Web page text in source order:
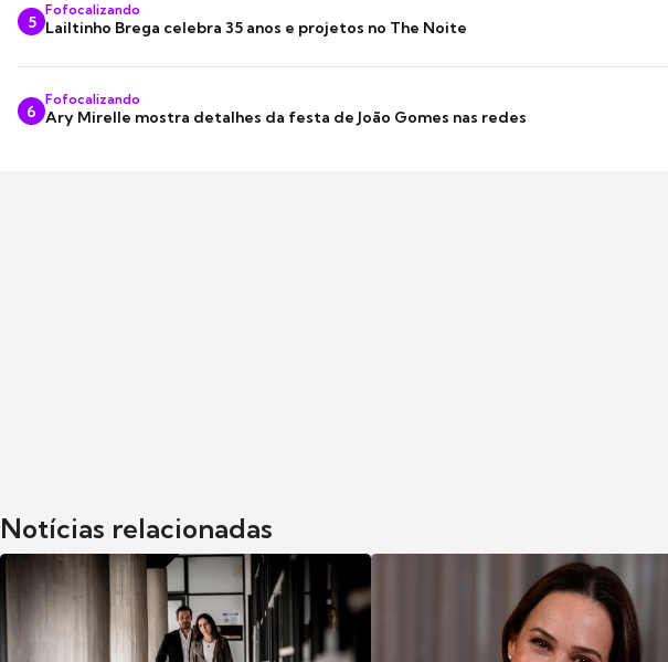
5
Fofocalizando
Lailtinho Brega celebra 35 anos e projetos no The Noite
6
Fofocalizando
Ary Mirelle mostra detalhes da festa de João Gomes nas redes
Notícias relacionadas